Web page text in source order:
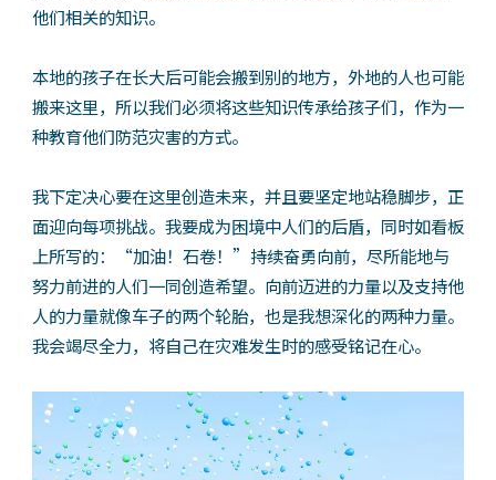
他们相关的知识。
本地的孩子在长大后可能会搬到别的地方，外地的人也可能
搬来这里，所以我们必须将这些知识传承给孩子们，作为一
种教育他们防范灾害的方式。
我下定决心要在这里创造未来，并且要坚定地站稳脚步，正
面迎向每项挑战。我要成为困境中人们的后盾，同时如看板
上所写的：“加油！石卷！”持续奋勇向前，尽所能地与
努力前进的人们一同创造希望。向前迈进的力量以及支持他
人的力量就像车子的两个轮胎，也是我想深化的两种力量。
我会竭尽全力，将自己在灾难发生时的感受铭记在心。